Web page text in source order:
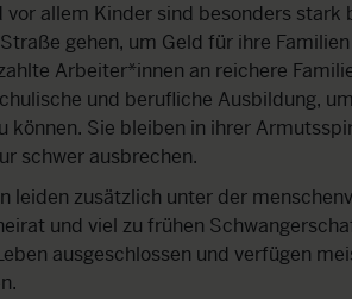
allem Kinder sind besonders stark
gehen, um Geld für ihre
Arbeiter*innen an reichere
und berufliche Ausbildung,
können. Sie bleiben in ihrer
schwer ausbrechen.
leiden zusätzlich unter der
und viel zu frühen
ausgeschlossen und verfügen